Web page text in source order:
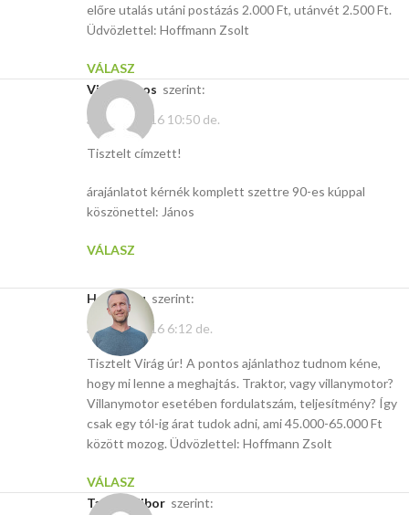
előre utalás utáni postázás 2.000 Ft, utánvét 2.500 Ft.
Üdvözlettel: Hoffmann Zsolt
VÁLASZ
Virág János szerint:
április 3, 2016 10:50 de.
Tisztelt címzett!
árajánlatot kérnék komplett szettre 90-es kúppal
köszönettel: János
VÁLASZ
Hasito.hu szerint:
április 4, 2016 6:12 de.
Tisztelt Virág úr! A pontos ajánlathoz tudnom kéne,
hogy mi lenne a meghajtás. Traktor, vagy villanymotor?
Villanymotor esetében fordulatszám, teljesítmény? Így
csak egy tól-ig árat tudok adni, ami 45.000-65.000 Ft
között mozog. Üdvözlettel: Hoffmann Zsolt
VÁLASZ
Takács Tibor szerint: